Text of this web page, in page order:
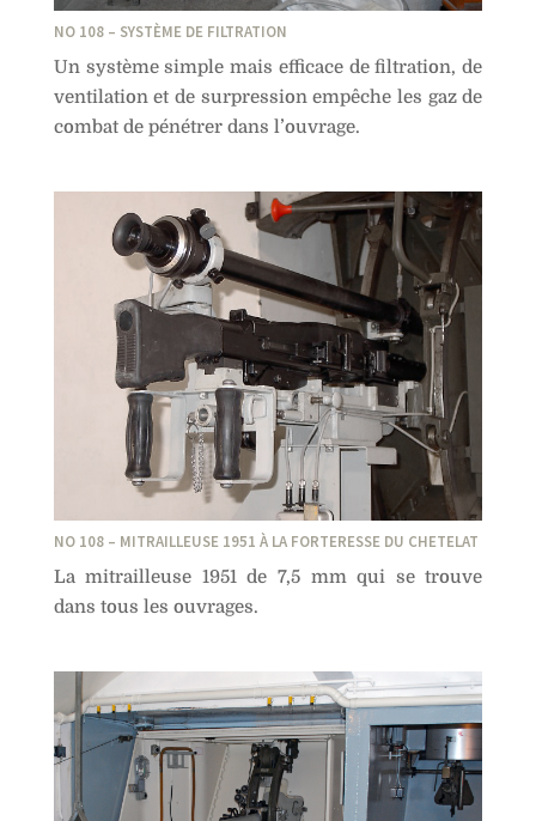
NO 108 – SYSTÈME DE FILTRATION
Un système simple mais efficace de filtration, de
ventilation et de surpression empêche les gaz de
combat de pénétrer dans l’ouvrage.
NO 108 – MITRAILLEUSE 1951 À LA FORTERESSE DU CHETELAT
La mitrailleuse 1951 de 7,5 mm qui se trouve
dans tous les ouvrages.